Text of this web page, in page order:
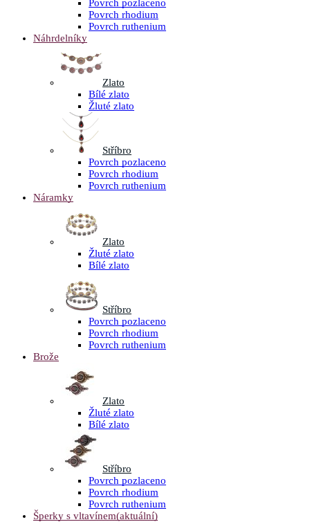
Povrch pozlaceno
Povrch rhodium
Povrch ruthenium
Náhrdelníky
Zlato
Bílé zlato
Žluté zlato
Stříbro
Povrch pozlaceno
Povrch rhodium
Povrch ruthenium
Náramky
Zlato
Žluté zlato
Bílé zlato
Stříbro
Povrch pozlaceno
Povrch rhodium
Povrch ruthenium
Brože
Zlato
Žluté zlato
Bílé zlato
Stříbro
Povrch pozlaceno
Povrch rhodium
Povrch ruthenium
Šperky s vltavínem(aktuální)